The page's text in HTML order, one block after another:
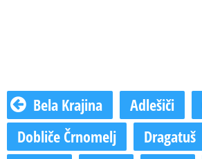
Bela Krajina Adlešiči
Dobliče Črnomelj
Dragatuš